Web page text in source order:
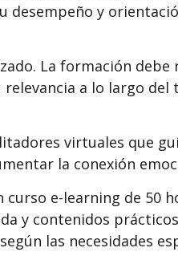
desempeño y
La formación
a lo largo del
virtuales que
la conexión
curso e-learning de 50
y contenidos
las necesidades